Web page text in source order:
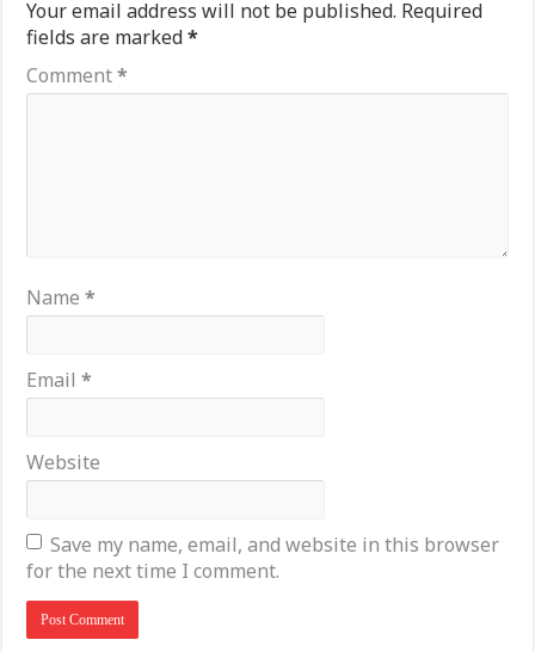
Your email address will not be published. Required
fields are marked*
Comment*
Name*
Email*
Website
Save my name, email, and website in this browser
for the next time I comment.